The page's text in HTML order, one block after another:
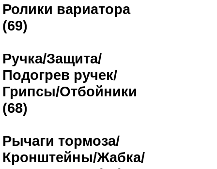
Ролики вариатора
(69)
Ручка/Защита/
Подогрев ручек/
Грипсы/Отбойники
(68)
Рычаги тормоза/
Кронштейны/Жабка/